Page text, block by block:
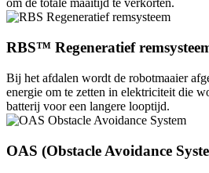
om de totale maaitijd te verkorten.
RBS™ Regeneratief
Bij het afdalen wordt de robotmaaier
energie om te zetten in elektriciteit die
batterij voor een langere looptijd.
OAS (Obstacle Avoidance